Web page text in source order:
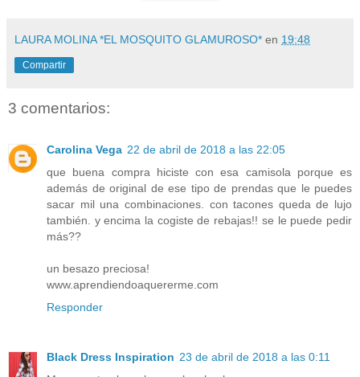
LAURA MOLINA *EL MOSQUITO GLAMUROSO* en 19:48
Compartir
3 comentarios:
Carolina Vega 22 de abril de 2018 a las 22:05
que buena compra hiciste con esa camisola porque es
además de original de ese tipo de prendas que le puedes
sacar mil una combinaciones. con tacones queda de lujo
también. y encima la cogiste de rebajas!! se le puede pedir
más??
un besazo preciosa!
www.aprendiendoaquererme.com
Responder
Black Dress Inspiration 23 de abril de 2018 a las 0:11